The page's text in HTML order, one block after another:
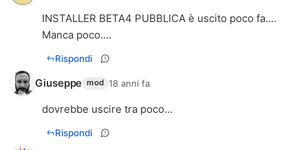
INSTALLER BETA4 PUBBLICA è uscito poco fa....
Manca poco....
Rispondi
Giuseppe mod 18 anni fa
dovrebbe uscire tra poco...
Rispondi